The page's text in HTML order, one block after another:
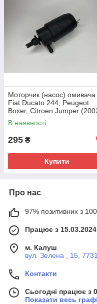
Моторчик (насос) омивача
Fiat Ducato 244, Peugeot
Boxer, Citroen Jumper
2006), 46760972, 643474
В наявності
295 ₴
Купити
Про нас
97% позитивних з 100
Працює з 15.03.2024
м. Калуш
вул. Зелена , 15,
Контакти
Сьогодні працює з
Показати весь